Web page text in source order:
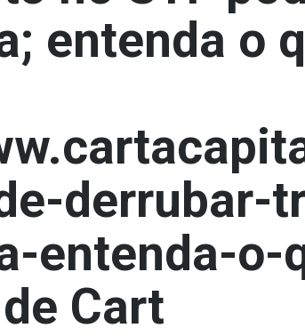
entenda o
derrubar-
entenda-o-
Cart